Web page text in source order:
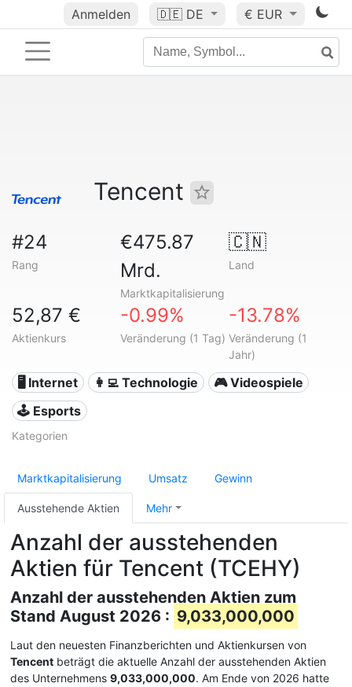
Anmelden 🇩🇪 DE € EUR
Tencent
#24
Rang
€475.87
Mrd.
Marktkapitalisierung
🇨🇳
Land
52,87 €
Aktienkurs
-0.99%
Veränderung (1 Tag)
-13.78%
Veränderung (1
Jahr)
🖥️ Internet 👩‍💻 Technologie
🎮 Videospiele
🕹️ Esports
Kategorien
Marktkapitalisierung Umsatz Gewinn
Ausstehende Aktien Mehr
Anzahl der ausstehenden
Aktien für Tencent (TCEHY)
Anzahl der ausstehenden Aktien zum
Stand August 2026 : 9,033,000,000
Laut den neuesten Finanzberichten und Aktienkursen von
Tencent beträgt die aktuelle Anzahl der ausstehenden Aktien
des Unternehmens 9,033,000,000. Am Ende von 2026 hatte